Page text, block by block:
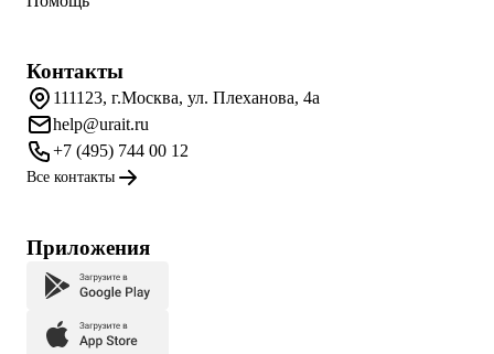
Контакты
111123, г.Москва, ул. Плеханова, 4а
help@urait.ru
+7 (495) 744 00 12
Все контакты
Приложения